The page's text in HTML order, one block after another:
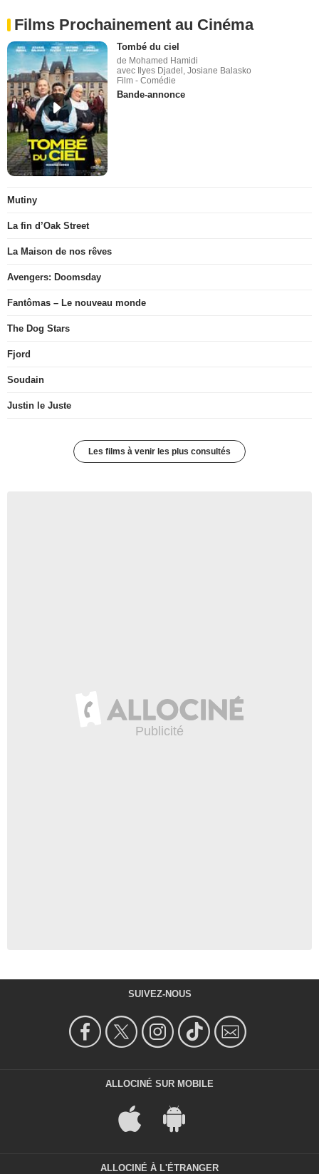
Films Prochainement au Cinéma
Tombé du ciel
de Mohamed Hamidi
avec Ilyes Djadel, Josiane Balasko
Film - Comédie
Bande-annonce
Mutiny
La fin d’Oak Street
La Maison de nos rêves
Avengers: Doomsday
Fantômas – Le nouveau monde
The Dog Stars
Fjord
Soudain
Justin le Juste
Les films à venir les plus consultés
SUIVEZ-NOUS
ALLOCINÉ SUR MOBILE
ALLOCINÉ À L'ÉTRANGER